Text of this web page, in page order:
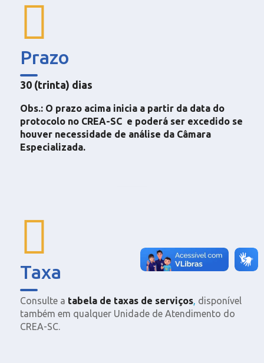
Prazo
30 (trinta) dias
Obs.: O prazo acima inicia a partir da data do
protocolo no CREA-SC e poderá ser excedido se
houver necessidade de análise da Câmara
Especializada.
Taxa
Consulte a tabela de taxas de serviços, disponível
também em qualquer Unidade de Atendimento do
CREA-SC.